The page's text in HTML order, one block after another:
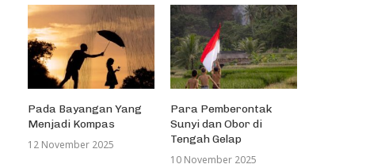
Pada Bayangan Yang
Menjadi Kompas
12 November 2025
Para Pemberontak
Sunyi dan Obor di
Tengah Gelap
10 November 2025